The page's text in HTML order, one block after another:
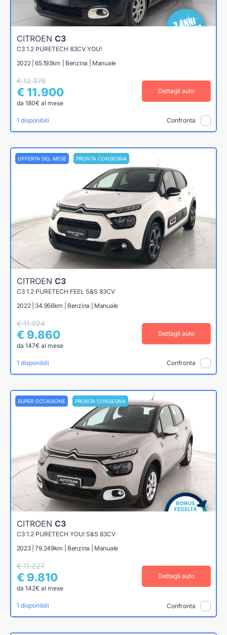
CITROEN C3
C3 1.2 PURETECH 83CV YOU!
2022 | 65.193km | Benzina | Manuale
€ 12.376
€ 11.900
da 180€ al mese
Dettagli auto
1 disponibili Confronta
OFFERTA DEL MESE PRONTA CONSEGNA
CITROEN C3
C3 1.2 PURETECH FEEL S&S 83CV
2022 | 34.956km | Benzina | Manuale
€ 11.024
€ 9.860
da 147€ al mese
Dettagli auto
1 disponibili Confronta
SUPER OCCASIONE PRONTA CONSEGNA
CITROEN C3
C3 1.2 PURETECH YOU! S&S 83CV
2023 | 79.249km | Benzina | Manuale
€ 11.227
€ 9.810
da 142€ al mese
Dettagli auto
1 disponibili Confronta